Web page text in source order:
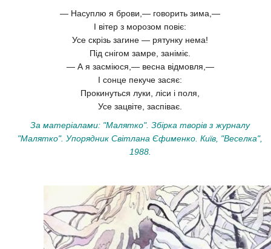
— Насуплю я брови,— говорить зима,—
І вітер з морозом повіє:
Усе скрізь загине — рятунку нема!
Під снігом замре, заніміє.
— А я засміюся,— весна відмовля,—
І сонце пекуче засяє:
Прокинуться луки, ліси і поля,
Усе зацвіте, заспіває.
За матеріалами: "Малятко". Збірка творів з журналу
"Малятко". Упорядник Світлана Єфименко. Київ, "Веселка",
1988.